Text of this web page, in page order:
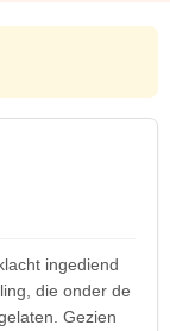
ingediend
die onder de
Gezien